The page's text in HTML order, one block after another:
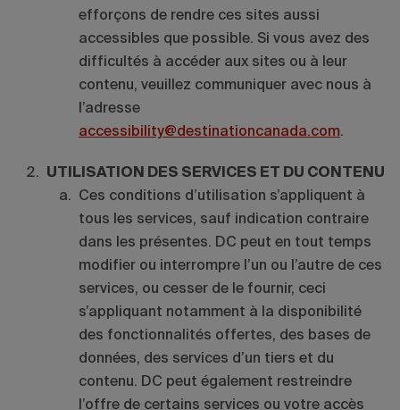
efforçons de rendre ces sites aussi
accessibles que possible. Si vous avez des
difficultés à accéder aux sites ou à leur
contenu, veuillez communiquer avec nous à
l’adresse
accessibility@destinationcanada.com.
UTILISATION DES SERVICES ET DU CONTENU
Ces conditions d’utilisation s’appliquent à
tous les services, sauf indication contraire
dans les présentes. DC peut en tout temps
modifier ou interrompre l’un ou l’autre de ces
services, ou cesser de le fournir, ceci
s’appliquant notamment à la disponibilité
des fonctionnalités offertes, des bases de
données, des services d’un tiers et du
contenu. DC peut également restreindre
l’offre de certains services ou votre accès